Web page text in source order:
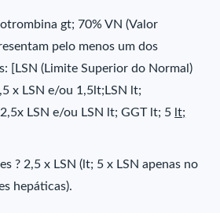
gt; 70% VN (Valor
pelo menos um dos
[LSN (Limite Superior do Normal)
x LSN e/ou 1,5lt;LSN lt;
LSN e/ou LSN lt; GGT lt; 5 lt;
? 2,5 x LSN (lt; 5 x LSN apenas no
hepáticas).